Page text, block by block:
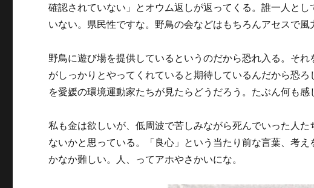
確認されていない」とオウム返しが返ってくる。誰一人と
いない。県民性ですな。野鳥の会などはもちろんアセスで風
野鳥に遊び場を提供しているというのだから恐れ入る。そ
がしっかりとやってくれていると期待しているんだから恐
を愛媛の環境運動家たちが見たらどうだろう。たぶん何も感
私も金は欲しいが、低周波で苦しみながら死んでいった人
ないかと思っている。「良心」という当たり前な言葉、考
かなか難しい。人、ってアホやさかいにな。